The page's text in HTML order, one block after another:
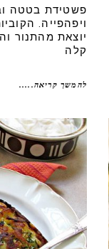
פשטידת בטטה
ויפהפייה.
יוצאת מהתנור
קלה
להמשך קריאה.....